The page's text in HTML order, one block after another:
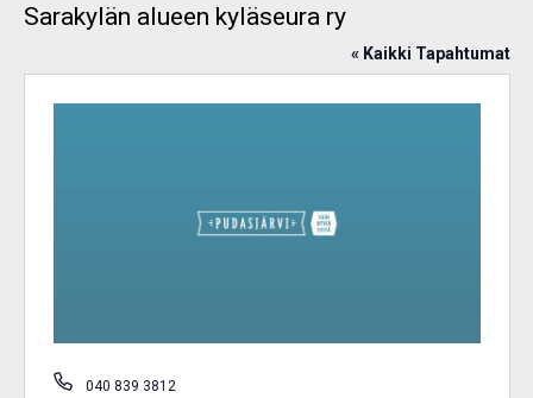
Sarakylän alueen kyläseura ry
« Kaikki Tapahtumat
040 839 3812